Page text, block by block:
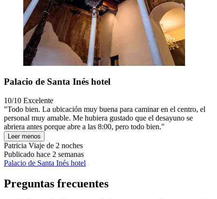
Palacio de Santa Inés hotel
10/10 Excelente
"Todo bien. La ubicación muy buena para caminar en el centro, el
personal muy amable. Me hubiera gustado que el desayuno se
abriera antes porque abre a las 8:00, pero todo bien."
Leer menos
Patricia Viaje de 2 noches
Publicado hace 2 semanas
Palacio de Santa Inés hotel
Preguntas frecuentes